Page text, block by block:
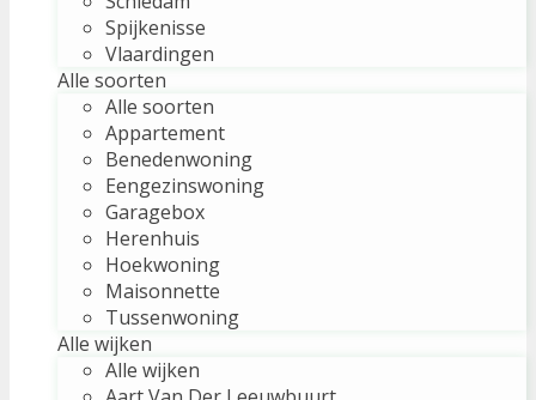
Spijkenisse
Vlaardingen
Alle soorten
Alle soorten
Appartement
Benedenwoning
Eengezinswoning
Garagebox
Herenhuis
Hoekwoning
Maisonnette
Tussenwoning
Alle wijken
Alle wijken